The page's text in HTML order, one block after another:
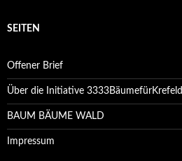
SEITEN
Offener Brief
Über die Initiative 3333BäumefürKrefeld
BAUM BÄUME WALD
Impressum